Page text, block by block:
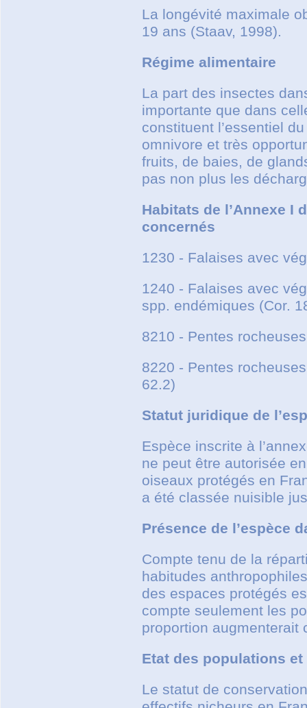
La longévité maximale
19 ans (Staav, 1998).
Régime alimentaire
La part des insectes
importante que dans
constituent l’essentiel
omnivore et très
fruits, de baies, de
pas non plus les
Habitats de l’Annexe I
concernés
1230 - Falaises avec
1240 - Falaises avec
spp. endémiques (Cor.
8210 - Pentes
8220 - Pentes
62.2)
Statut juridique de
Espèce inscrite à
ne peut être autorisée
oiseaux protégés en
a été classée nuisible
Présence de l’espèce
Compte tenu de la
habitudes
des espaces protégés
compte seulement les
proportion augmenterait
Etat des populations
Le statut de